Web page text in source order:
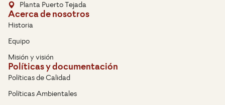
Planta Puerto Tejada
Acerca de nosotros
Historia
Equipo
Misión y visión
Políticas y documentación
Políticas de Calidad
Políticas Ambientales